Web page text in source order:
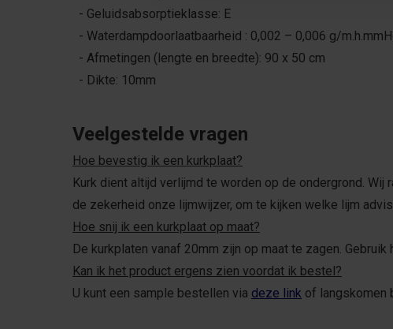
- Geluidsabsorptieklasse: E
- Waterdampdoorlaatbaarheid : 0,002 – 0,006 g/
- Afmetingen (lengte en breedte): 90 x 50 cm
- Dikte: 10mm
Veelgestelde vragen
Hoe bevestig ik een kurkplaat?
Kurk dient altijd verlijmd te worden op de ondergrond.
de zekerheid onze lijmwijzer, om te kijken welke lijm
Hoe snij ik een kurkplaat op maat?
De kurkplaten vanaf 20mm zijn op maat te zagen.
Kan ik het product ergens zien voordat ik bestel?
U kunt een sample bestellen via deze link of langskomen